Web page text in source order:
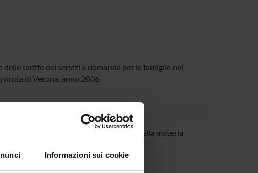
Informazioni sui cookie
tariffe dei servizi a domanda per le famiglie nei
di Verona, anno 2006
Cultore della materia